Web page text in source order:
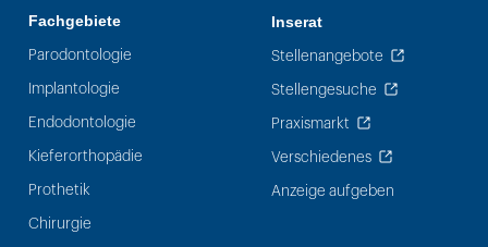
Fachgebiete
Parodontologie
Implantologie
Endodontologie
Kieferorthopädie
Prothetik
Chirurgie
Inserat
Stellenangebote
Stellengesuche
Praxismarkt
Verschiedenes
Anzeige aufgeben